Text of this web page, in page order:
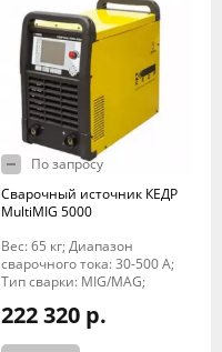
По запросу
Сварочный источник КЕДР
MultiMIG 5000
Вес: 65 кг; Диапазон
сварочного тока: 30-500 А;
Тип сварки: MIG/MAG;
222 320 р.